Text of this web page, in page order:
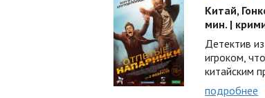
Китай,
мин. |
Детектив
игроком,
китайским
подробнее